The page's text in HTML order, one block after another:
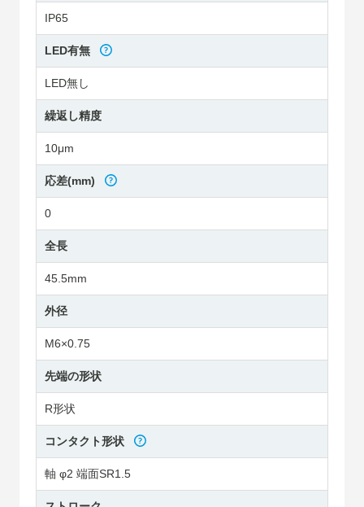
IP65
LED有無
LED無し
繰返し精度
10μm
応差(mm)
0
全長
45.5mm
外径
M6×0.75
先端の形状
R形状
コンタクト形状
軸 φ2 端面SR1.5